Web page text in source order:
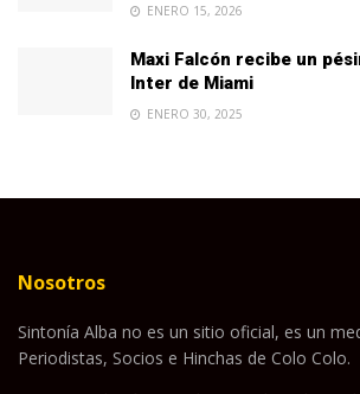
ENERO 15, 2026
Maxi Falcón recibe un
Inter de Miami
ENERO 30, 2025
Nosotros
Sintonía Alba no es un sitio oficial, es un
Periodistas, Socios e Hinchas de Colo Colo.